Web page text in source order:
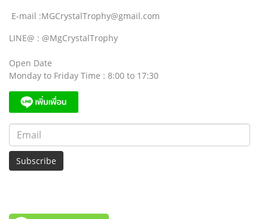
E-mail :MGCrystalTrophy@gmail.com
LINE@ : @MgCrystalTrophy
Open Date
Monday to Friday Time : 8:00 to 17:30
Subscribe